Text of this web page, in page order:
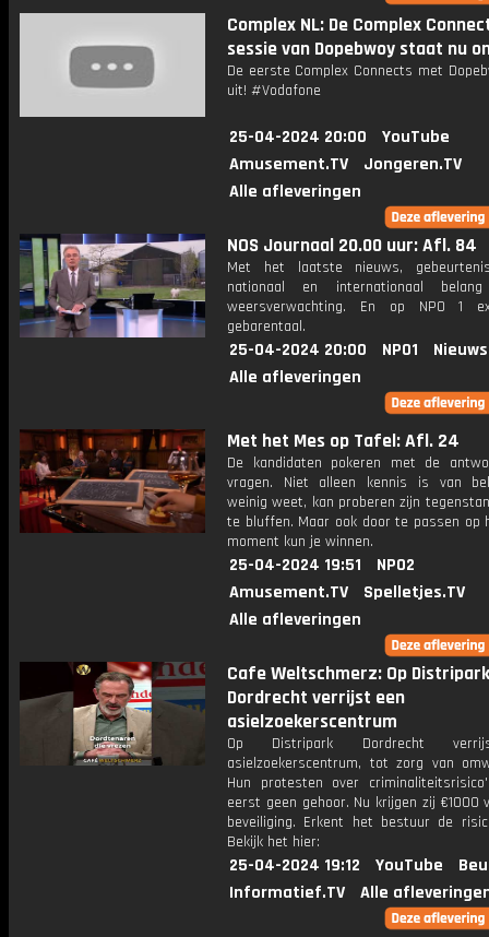
Complex NL: De Complex
sessie van Dopebwoy staat nu
De eerste Complex Connects met
uit! #Vodafone
25-04-2024 20:00
YouTube
Amusement.TV
Jongeren.TV
Alle afleveringen
NOS Journaal 20.00 uur: Afl. 84
Met het laatste nieuws,
nationaal en internationaal
weersverwachting. En op NPO 1
gebarentaal.
25-04-2024 20:00 NPO1
Alle afleveringen
Met het Mes op Tafel: Afl. 24
De kandidaten pokeren met de
vragen. Niet alleen kennis is van
weinig weet, kan proberen zijn
te bluffen. Maar ook door te passen op
moment kun je winnen.
25-04-2024 19:51
NPO2
Amusement.TV
Spelletjes.TV
Alle afleveringen
Cafe Weltschmerz: Op Distripark
Dordrecht verrijst een
asielzoekerscentrum
Op Distripark Dordrecht
asielzoekerscentrum, tot zorg van
Hun protesten over
eerst geen gehoor. Nu krijgen zij €1000
beveiliging. Erkent het bestuur de
Bekijk het hier:
25-04-2024 19:12 YouTube
Informatief.TV
Alle